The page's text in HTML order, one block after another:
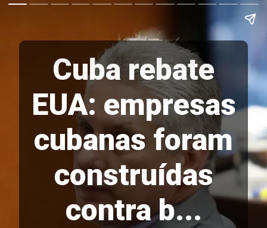
Cuba rebate
EUA: empresas
cubanas foram
construídas
contra b...